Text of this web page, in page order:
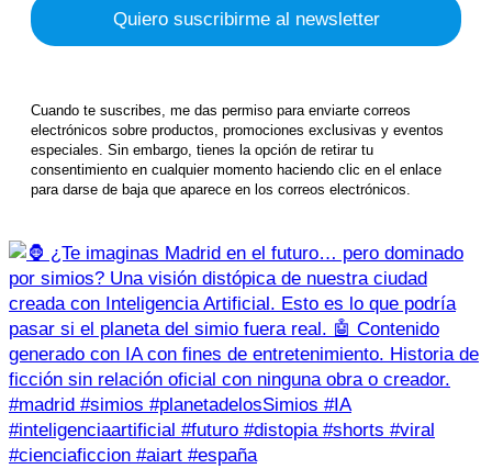
Cuando te suscribes, me das permiso para enviarte correos
electrónicos sobre productos, promociones exclusivas y eventos
especiales. Sin embargo, tienes la opción de retirar tu
consentimiento en cualquier momento haciendo clic en el enlace
para darse de baja que aparece en los correos electrónicos.